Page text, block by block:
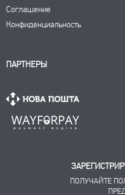
Соглашение
Конфиденциальность
ПАРТНЕРЫ
ПОЛУЧАЙТЕ